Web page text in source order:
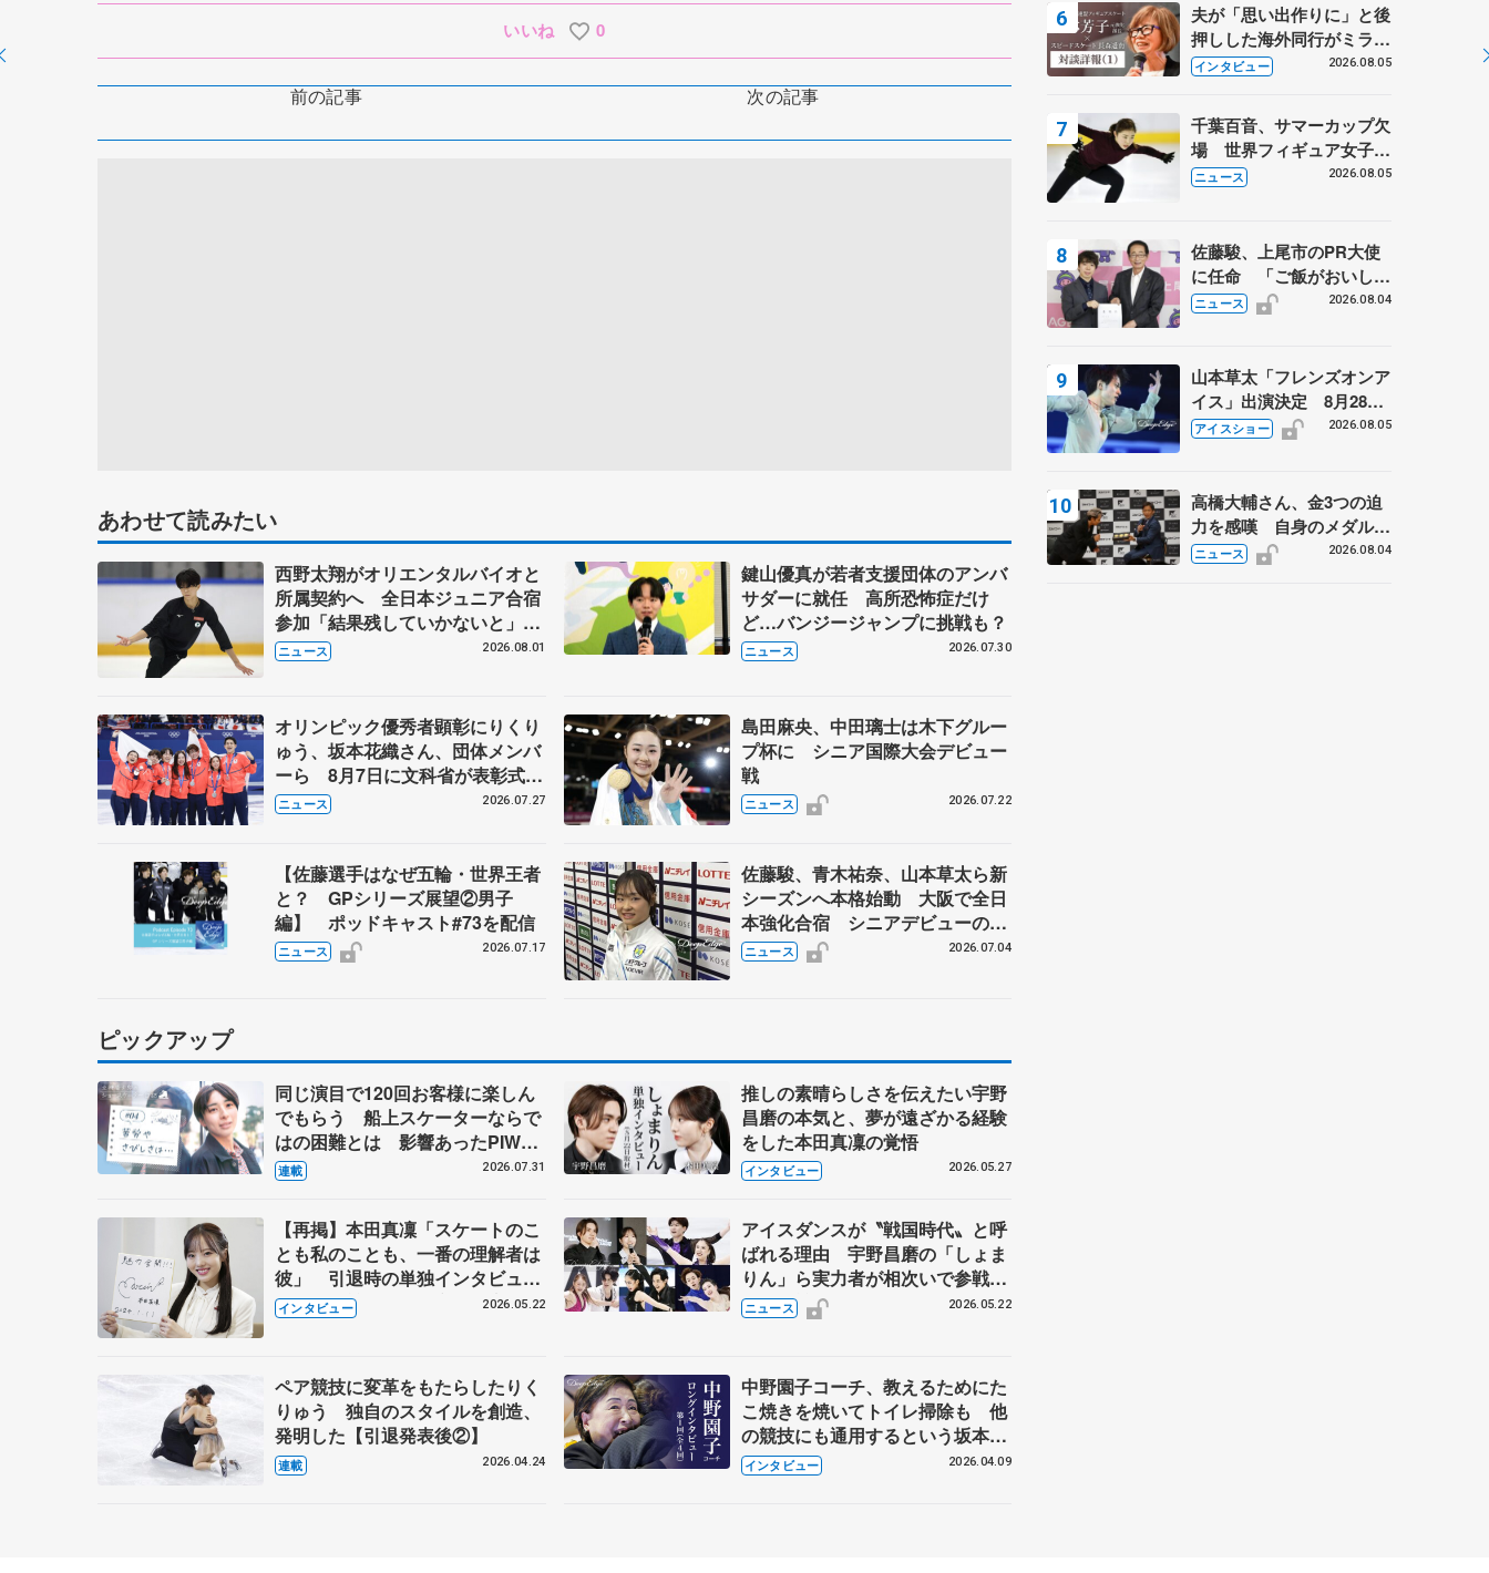
いいね 0
前の記事 次の記事
あわせて読みたい
西野太翔がオリエンタルバイオと
所属契約へ 全日本ジュニア合宿
参加「結果残していかないと」
講師はジェーソン・ブラウン、岡
万佑子は助言感謝
ニュース 2026.08.01
鍵山優真が若者支援団体のアンバ
サダーに就任 高所恐怖症だけ
ど…バンジージャンプに挑戦も？
ニュース 2026.07.30
オリンピック優秀者顕彰にりくり
ゅう、坂本花織さん、団体メンバ
ーら 8月7日に文科省が表彰式、
ブルーノ・マルコット、中野園子
らコーチも
ニュース 2026.07.27
島田麻央、中田璃士は木下グルー
プ杯に シニア国際大会デビュー
戦
ニュース 2026.07.22
【佐藤選手はなぜ五輪・世界王者
と？ GPシリーズ展望②男子
編】 ポッドキャスト#73を配信
ニュース 2026.07.17
佐藤駿、青木祐奈、山本草太ら新
シーズンへ本格始動 大阪で全日
本強化合宿 シニアデビューの島
田麻央らも
ニュース 2026.07.04
ピックアップ
同じ演目で120回お客様に楽しん
でもらう 船上スケーターならで
はの困難とは 影響あったPIW前
キャプテン松永さんの存在
連載 2026.07.31
推しの素晴らしさを伝えたい宇野
昌磨の本気と、夢が遠ざかる経験
をした本田真凜の覚悟
インタビュー 2026.05.27
【再掲】本田真凜「スケートのこ
とも私のことも、一番の理解者は
彼」 引退時の単独インタビュー
で語った競技人生や家族、恋人、
これからの夢…
インタビュー 2026.05.22
アイスダンスが〝戦国時代〟と呼
ばれる理由 宇野昌磨の「しょま
りん」ら実力者が相次いで参戦
国内の競争激化
ニュース 2026.05.22
ペア競技に変革をもたらしたりく
りゅう 独自のスタイルを創造、
発明した【引退発表後②】
連載 2026.04.24
中野園子コーチ、教えるためにた
こ焼きを焼いてトイレ掃除も 他
の競技にも通用するという坂本花
織の筋肉
インタビュー 2026.04.09
夫が「思い出作りに」と後
押しした海外同行がミラノ
まで… 繁華街のリンクで
に 小林芳子さんが振り返
るスケート人生
インタビュー 2026.08.05
千葉百音、サマーカップ欠
場 世界フィギュア女子2
位
ニュース 2026.08.05
佐藤駿、上尾市のPR大使
に任命 「ご飯がおいし
く、住みやすいのが魅力」
ニュース 2026.08.04
山本草太「フレンズオンア
イス」出演決定 8月28日
（金）2公演のみ 荒川静
アイスショー 2026.08.05
高橋大輔さん、金3つの迫
力を感嘆 自身のメダルは
「どちらに？」 〝リス兄
ニュース 2026.08.04